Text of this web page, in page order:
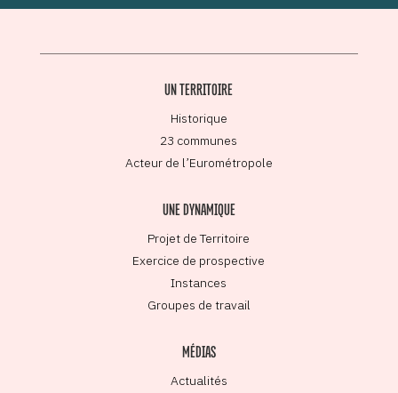
UN TERRITOIRE
Historique
23 communes
Acteur de l’Eurométropole
UNE DYNAMIQUE
Projet de Territoire
Exercice de prospective
Instances
Groupes de travail
MÉDIAS
Actualités